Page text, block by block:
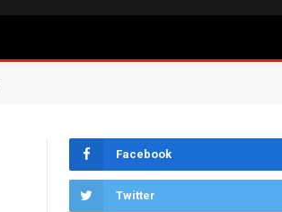
Facebook
Twitter